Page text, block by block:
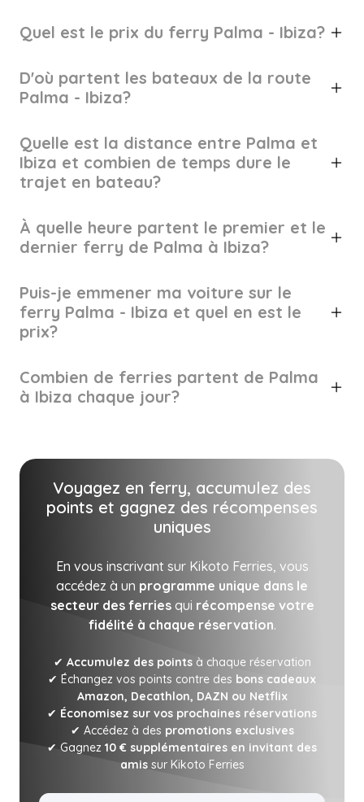
Quel est le prix du ferry Palma - Ibiza?
D'où partent les bateaux de la route
Palma - Ibiza?
Quelle est la distance entre Palma et
Ibiza et combien de temps dure le
trajet en bateau?
À quelle heure partent le premier et le
dernier ferry de Palma à Ibiza?
Puis-je emmener ma voiture sur le
ferry Palma - Ibiza et quel en est le
prix?
Combien de ferries partent de Palma
à Ibiza chaque jour?
Voyagez en ferry, accumulez des
points et gagnez des récompenses
uniques
En vous inscrivant sur Kikoto Ferries, vous
accédez à un programme unique dans le
secteur des ferriesqui récompense votre
fidélité à chaque réservation.
✔ Accumulez des pointsà chaque réservation
✔ Échangez vos points contre des bons cadeaux
Amazon, Decathlon, DAZN ou Netflix
✔ Économisez sur vos prochaines réservations
✔ Accédez à des promotions exclusives
✔ Gagnez 10 € supplémentaires en invitant des
amissur Kikoto Ferries